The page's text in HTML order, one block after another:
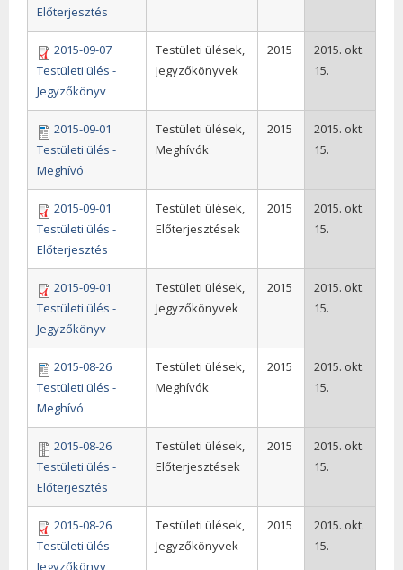
Előterjesztés
2015-09-07
Testületi ülés -
Jegyzőkönyv
Testületi ülések,
Jegyzőkönyvek
2015
2015. okt.
15.
2015-09-01
Testületi ülés -
Meghívó
Testületi ülések,
Meghívók
2015
2015. okt.
15.
2015-09-01
Testületi ülés -
Előterjesztés
Testületi ülések,
Előterjesztések
2015
2015. okt.
15.
2015-09-01
Testületi ülés -
Jegyzőkönyv
Testületi ülések,
Jegyzőkönyvek
2015
2015. okt.
15.
2015-08-26
Testületi ülés -
Meghívó
Testületi ülések,
Meghívók
2015
2015. okt.
15.
2015-08-26
Testületi ülés -
Előterjesztés
Testületi ülések,
Előterjesztések
2015
2015. okt.
15.
2015-08-26
Testületi ülés -
Jegyzőkönyv
Testületi ülések,
Jegyzőkönyvek
2015
2015. okt.
15.